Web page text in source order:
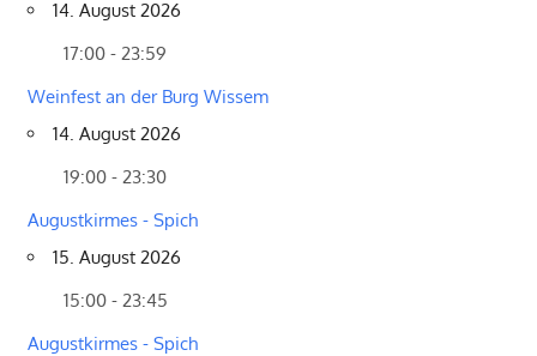
14. August 2026
17:00 - 23:59
Weinfest an der Burg Wissem
14. August 2026
19:00 - 23:30
Augustkirmes - Spich
15. August 2026
15:00 - 23:45
Augustkirmes - Spich